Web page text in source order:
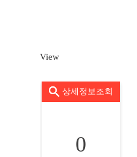
View
상세정보조회
0